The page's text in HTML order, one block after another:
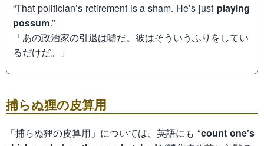
“That politician’s retirement is a sham. He’s just playing
possum.”
「あの政治家の引退は嘘だ。彼はそういうふりをしてい
るだけだ。」
捕らぬ狸の皮算用
「捕らぬ狸の皮算用」については、英語にも “count one’s